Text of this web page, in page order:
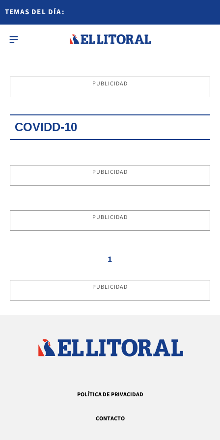
TEMAS DEL DÍA:
PUBLICIDAD
COVIDD-10
PUBLICIDAD
PUBLICIDAD
1
PUBLICIDAD
POLÍTICA DE PRIVACIDAD
CONTACTO